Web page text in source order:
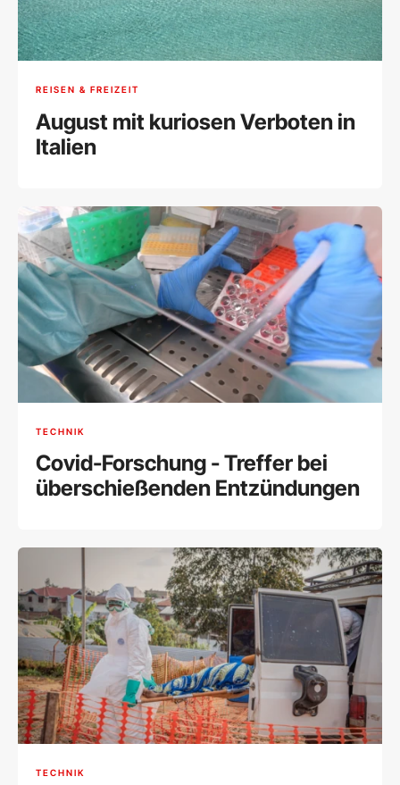
REISEN & FREIZEIT
August mit kuriosen Verboten in
Italien
TECHNIK
Covid-Forschung - Treffer bei
überschießenden Entzündungen
TECHNIK